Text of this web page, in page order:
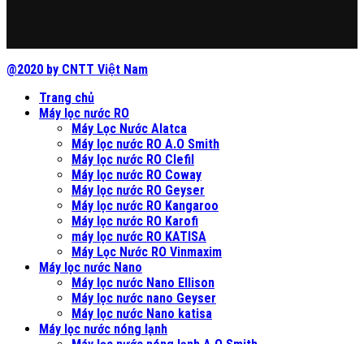
@2020 by CNTT Việt Nam
Trang chủ
Máy lọc nước RO
Máy Lọc Nước Alatca
Máy lọc nước RO A.O Smith
Máy lọc nước RO Clefil
Máy lọc nước RO Coway
Máy lọc nước RO Geyser
Máy lọc nước RO Kangaroo
Máy lọc nước RO Karofi
máy lọc nước RO KATISA
Máy Lọc Nước RO Vinmaxim
Máy lọc nước Nano
Máy lọc nước Nano Ellison
Máy lọc nước nano Geyser
Máy lọc nước Nano katisa
Máy lọc nước nóng lạnh